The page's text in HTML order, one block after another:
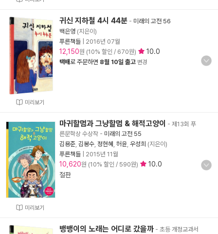
미리보기
귀신 지하철 4시 44분 - 미래의 고전 56
백은영 (지은이)
푸른책들
2016년 07월
12,150원 (10% 할인 / 670원) 10.0
택배로 주문하면 8월 10일 출고 변경
미리보기
마귀할멈과 그냥할멈 & 해적고양이 - 제13회 푸
른문학상 수상작 - 미래의 고전 55
김용준 김봉수 정현혜 허윤 우성희 (지은이)
푸른책들
2015년 11월
10,620원 (10% 할인 / 590원)
10.0
절판
뱅뱅이의 노래는 어디로 갔을까 - 초등 개정교과서